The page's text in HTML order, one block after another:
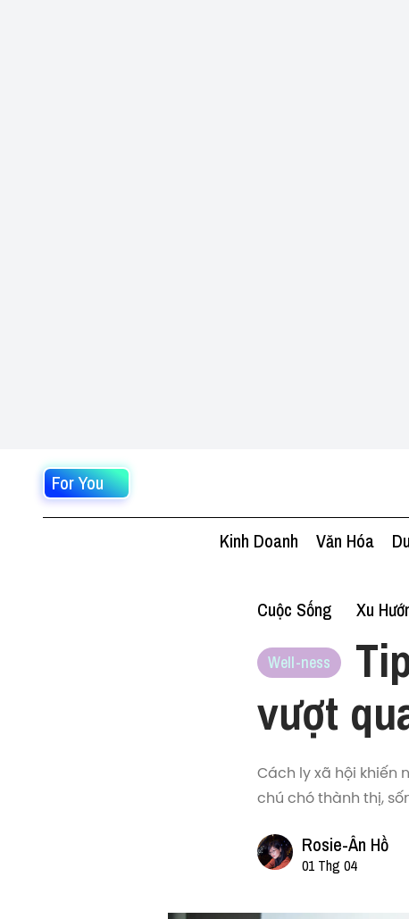
For You
Kinh Doanh Văn Hóa
Cuộc Sống Xu
Well-ness
vượt
Cách ly xã hội khiến
chú chó thành thị,
Rosie-Ân Hồ
01 Thg 04